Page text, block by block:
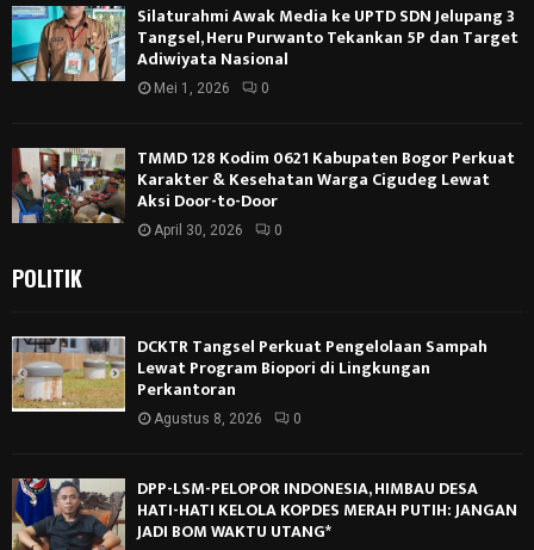
Silaturahmi Awak Media ke UPTD SDN Jelupang 3
Tangsel, Heru Purwanto Tekankan 5P dan Target
Adiwiyata Nasional
Mei 1, 2026 0
TMMD 128 Kodim 0621 Kabupaten Bogor Perkuat
Karakter & Kesehatan Warga Cigudeg Lewat
Aksi Door-to-Door
April 30, 2026 0
POLITIK
DCKTR Tangsel Perkuat Pengelolaan Sampah
Lewat Program Biopori di Lingkungan
Perkantoran
Agustus 8, 2026 0
DPP-LSM-PELOPOR INDONESIA, HIMBAU DESA
HATI-HATI KELOLA KOPDES MERAH PUTIH: JANGAN
JADI BOM WAKTU UTANG*